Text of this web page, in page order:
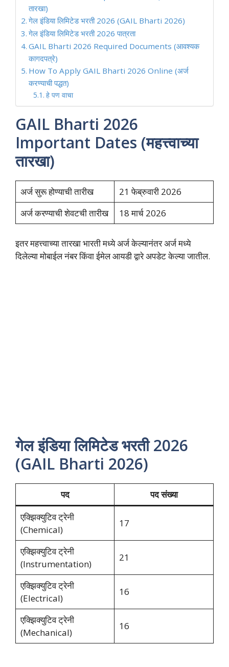
तारखा)
गेल इंडिया लिमिटेड भरती 2026 (GAIL Bharti 2026)
गेल इंडिया लिमिटेड भरती 2026 पात्रता
GAIL Bharti 2026 Required Documents (आवश्यक
कागदपत्रे)
How To Apply GAIL Bharti 2026 Online (अर्ज
करण्याची पद्धत)
हे पण वाचा
GAIL Bharti 2026
Important Dates (महत्त्वाच्या
तारखा)
अर्ज सुरू होण्याची तारीख
21 फेब्रुवारी 2026
अर्ज करण्याची शेवटची तारीख
18 मार्च 2026
इतर महत्त्वाच्या तारखा भारती मध्ये अर्ज केल्यानंतर अर्ज मध्ये
दिलेल्या मोबाईल नंबर किंवा ईमेल आयडी द्वारे अपडेट केल्या जातील.
गेल इंडिया लिमिटेड भरती 2026
(GAIL Bharti 2026)
पद
पद संख्या
एक्झिक्युटिव ट्रेनी
(Chemical)
17
एक्झिक्युटिव ट्रेनी
(Instrumentation)
21
एक्झिक्युटिव ट्रेनी
(Electrical)
16
एक्झिक्युटिव ट्रेनी
(Mechanical)
16